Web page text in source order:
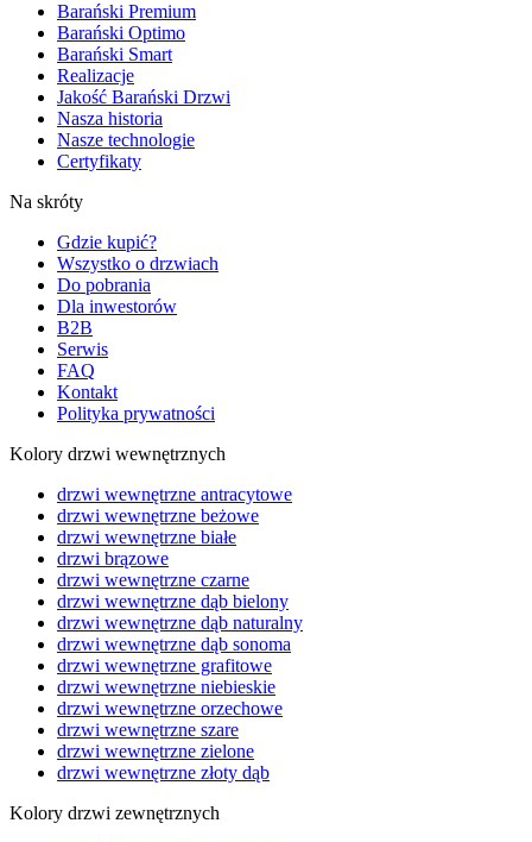
Barański Premium
Barański Optimo
Barański Smart
Realizacje
Jakość Barański Drzwi
Nasza historia
Nasze technologie
Certyfikaty
Na skróty
Gdzie kupić?
Wszystko o drzwiach
Do pobrania
Dla inwestorów
B2B
Serwis
FAQ
Kontakt
Polityka prywatności
Kolory drzwi wewnętrznych
drzwi wewnętrzne antracytowe
drzwi wewnętrzne beżowe
drzwi wewnętrzne białe
drzwi brązowe
drzwi wewnętrzne czarne
drzwi wewnętrzne dąb bielony
drzwi wewnętrzne dąb naturalny
drzwi wewnętrzne dąb sonoma
drzwi wewnętrzne grafitowe
drzwi wewnętrzne niebieskie
drzwi wewnętrzne orzechowe
drzwi wewnętrzne szare
drzwi wewnętrzne zielone
drzwi wewnętrzne złoty dąb
Kolory drzwi zewnętrznych